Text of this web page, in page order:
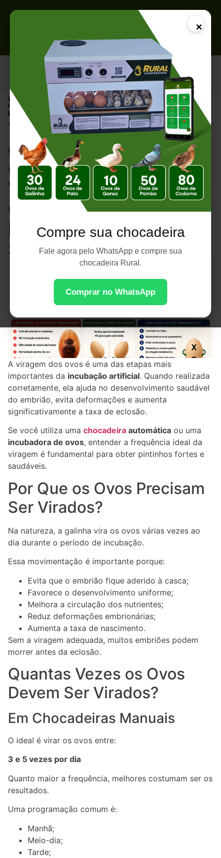
×
Compre sua chocadeira
Fale agora pelo WhatsApp e compre sua
chocadeira Rural.
Comprar no WhatsApp
Página Inicial |
Quantas Vezes os Ovos Devem Ser Virados por Dia? Guia Completo
para uma Incubação de Sucesso
Quantas Vezes os
Ovos Devem Ser
Virados por Dia? Guia
Completo para uma
Incubação de
Sucesso
A viragem dos ovos é uma das etapas mais
importantes da incubação artificial. Quando realizada
corretamente, ela ajuda no desenvolvimento saudável
do embrião, evita deformações e aumenta
significativamente a taxa de eclosão.
Se você utiliza uma chocadeira automática ou uma
incubadora de ovos, entender a frequência ideal da
viragem é fundamental para obter pintinhos fortes e
saudáveis.
Por Que os Ovos Precisam
Ser Virados?
Na natureza, a galinha vira os ovos várias vezes ao
dia durante o período de incubação.
Essa movimentação é importante porque:
Evita que o embrião fique aderido à casca;
Favorece o desenvolvimento uniforme;
Melhora a circulação dos nutrientes;
Reduz deformações embrionárias;
Aumenta a taxa de nascimento.
Sem a viragem adequada, muitos embriões podem
morrer antes da eclosão.
Quantas Vezes os Ovos
Devem Ser Virados?
Em Chocadeiras Manuais
O ideal é virar os ovos entre:
3 e 5 vezes por dia
Quanto maior a frequência, melhores costumam ser os
resultados.
Uma programação comum é:
Manhã;
Meio-dia;
Tarde;